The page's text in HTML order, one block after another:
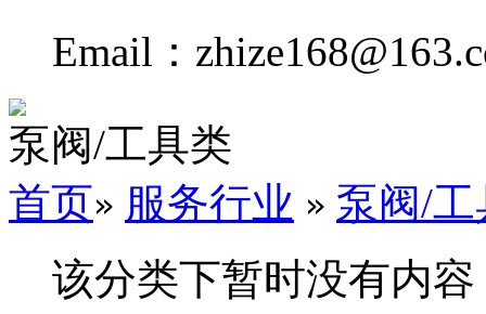
Email：
泵阀/工具类
首页» 服务行业 » 泵阀/工
该分类下暂时没有内容